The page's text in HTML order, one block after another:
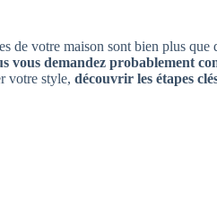
de votre maison sont bien plus
vous demandez probablement
votre style, découvrir les étapes